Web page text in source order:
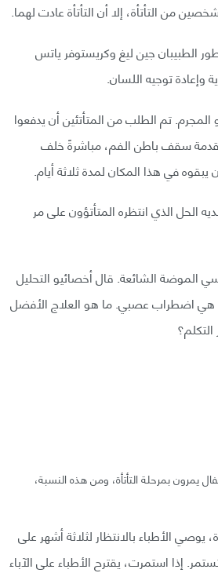
من التأتأة، إلا أن التأتأة عادت لهما.
الطبيبان جين ليغ وكريستوفر ياتس
وإعادة توجيه اللسان.
تم الطلب من المتأتئين أن يدفعوا
سقف باطن الفم، مباشرةً خلف
يبقوه في هذا المكان لمدة ثلاثة أيام.
الحل الذي انتظره المتأتؤون على مر
الموضة الشائعة. قال أخصائيو التحليل
هي اضطراب عصبي. ما هو العلاج الأفضل
5% من الأطفال يمرون بمرحلة التأتأة، ومن هذه النسبة،
يوصي الأطباء بالانتظار لثلاثة أشهر على
إذا استمرت، يقترح الأطباء على الآباء